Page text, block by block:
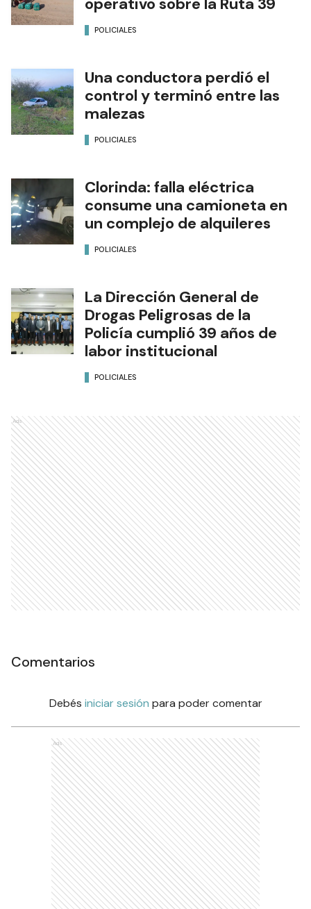
POLICIALES
Una conductora perdió el
control y terminó entre las
malezas
POLICIALES
Clorinda: falla eléctrica
consume una camioneta en
un complejo de alquileres
POLICIALES
La Dirección General de
Drogas Peligrosas de la
Policía cumplió 39 años de
labor institucional
POLICIALES
Ads
Comentarios
Debés iniciar sesión para poder comentar
Ads